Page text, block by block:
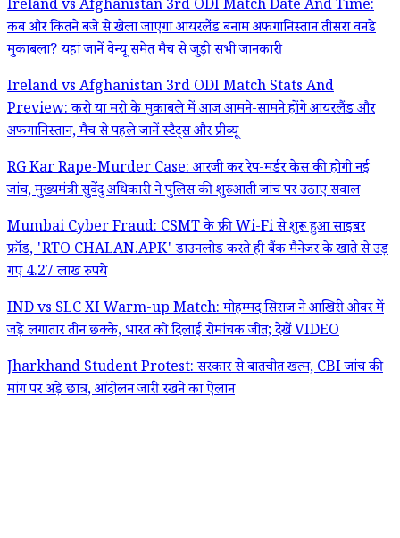
Ireland vs Afghanistan 3rd ODI Match Date And Time:
कब और कितने बजे से खेला जाएगा आयरलैंड बनाम अफगानिस्तान तीसरा वनडे
मुकाबला? यहां जानें वेन्यू समेत मैच से जुड़ी सभी जानकारी
Ireland vs Afghanistan 3rd ODI Match Stats And
Preview: करो या मरो के मुकाबले में आज आमने-सामने होंगे आयरलैंड और
अफगानिस्तान, मैच से पहले जानें स्टैट्स और प्रीव्यू
RG Kar Rape-Murder Case: आरजी कर रेप-मर्डर केस की होगी नई
जांच, मुख्यमंत्री सुवेंदु अधिकारी ने पुलिस की शुरुआती जांच पर उठाए सवाल
Mumbai Cyber Fraud: CSMT के फ्री Wi-Fi से शुरू हुआ साइबर
फ्रॉड, 'RTO CHALAN.APK' डाउनलोड करते ही बैंक मैनेजर के खाते से उड़
गए 4.27 लाख रुपये
IND vs SLC XI Warm-up Match: मोहम्मद सिराज ने आखिरी ओवर में
जड़े लगातार तीन छक्के, भारत को दिलाई रोमांचक जीत; देखें VIDEO
Jharkhand Student Protest: सरकार से बातचीत खत्म, CBI जांच की
मांग पर अड़े छात्र, आंदोलन जारी रखने का ऐलान